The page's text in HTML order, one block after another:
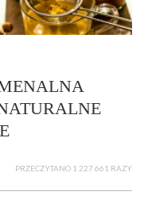
PRZECZYTANO 1 227 661 RAZY